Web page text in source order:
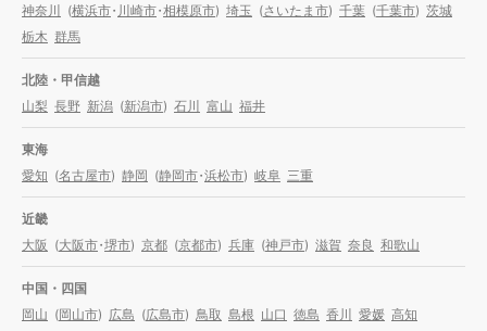
神奈川
(横浜市・ 川崎市・相模原市) 埼玉 (さいたま市) 千葉 (千葉市) 茨城
栃木 群馬
北陸・甲信越
山梨 長野 新潟 (新潟市) 石川 富山 福井
東海
愛知 (名古屋市) 静岡 (静岡市・浜松市) 岐阜 三重
近畿
大阪 (大阪市・堺市) 京都 (京都市) 兵庫 (神戸市) 滋賀 奈良 和歌山
中国・四国
岡山 (岡山市) 広島 (広島市) 鳥取 島根 山口 徳島 香川 愛媛 高知